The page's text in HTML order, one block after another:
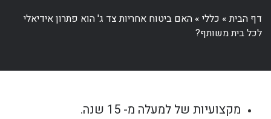
דף הבית» כללי» האם ביטוח אחריות צד ג' הוא פתרון אידיאלי
לכל בית משותף?
מקצועיות של למעלה מ- 15 שנה.